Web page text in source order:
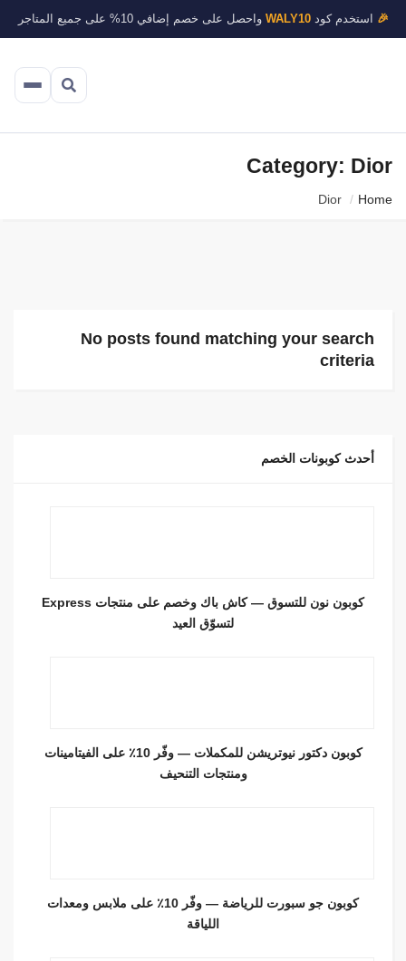
🎉 استخدم كودWALY10 واحصل على خصم إضافي 10% على جميع المتاجر
Category: Dior
Home
Dior
No posts found matching your search
criteria
أحدث كوبونات الخصم
كوبون نون للتسوق — كاش باك وخصم على منتجات Express
لتسوّق العيد
كوبون دكتور نيوتريشن للمكملات — وفّر 10٪ على الفيتامينات
ومنتجات التنحيف
كوبون جو سبورت للرياضة — وفّر 10٪ على ملابس ومعدات
اللياقة